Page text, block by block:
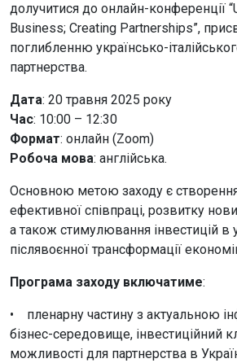
долучитися до онлайн-конференції
Business; Creating Partnerships”,
поглибленню українсько-
партнерства.
Дата: 20 травня 2025 року
Час: 10:00 – 12:30
Формат: онлайн (Zoom)
Робоча мова: англійська.
Основною метою заходу є
ефективної співпраці, розвитку
а також стимулювання інвестицій в
післявоєнної трансформації
Програма заходу включатиме:
• пленарну частину з актуальною
бізнес-середовище, інвестиційний
можливості для партнерства в